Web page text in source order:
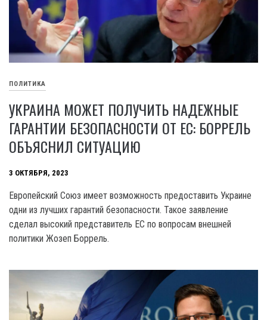
ПОЛИТИКА
УКРАИНА МОЖЕТ ПОЛУЧИТЬ НАДЕЖНЫЕ
ГАРАНТИИ БЕЗОПАСНОСТИ ОТ ЕС: БОРРЕЛЬ
ОБЪЯСНИЛ СИТУАЦИЮ
3 ОКТЯБРЯ, 2023
Европейский Союз имеет возможность предоставить Украине
одни из лучших гарантий безопасности. Такое заявление
сделал высокий представитель EC по вопросам внешней
политики Жозеп Боррель.